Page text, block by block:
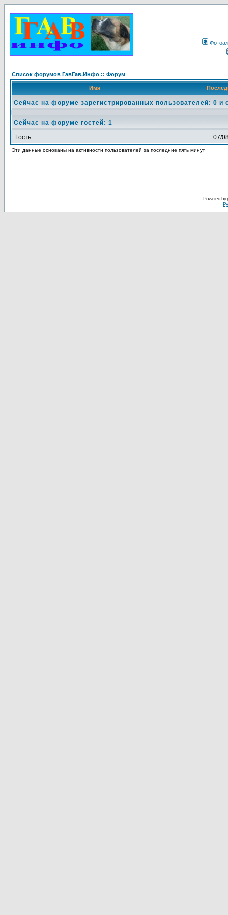
Список форумов ГавГав.Инфо :: Форум
Имя
Сейчас на форуме зарегистрированных пользователей: 0 и
Сейчас на форуме гостей: 1
Гость 07/
Эти данные основаны на активности пользователей за последние пять минут
Powered by